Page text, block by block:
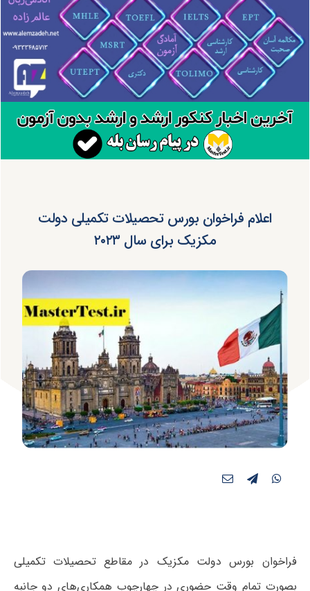
اعلام فراخوان بورس تحصیلات تکمیلی دولت
مکزیک برای سال ۲۰۲۳
فراخوان بورس دولت مکزیک در مقاطع تحصیلات تکمیلی
بصورت تمام وقت حضوری در چهارچوب همکاری‌های دو جانبه